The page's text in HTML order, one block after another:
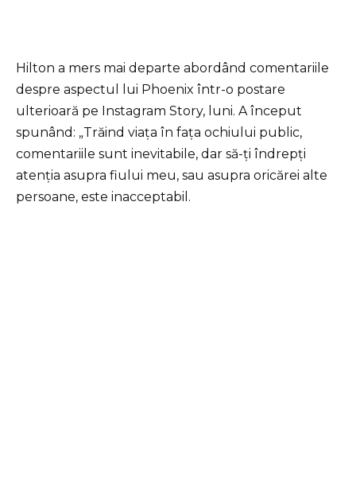
Hilton a mers mai departe abordând comentariile
despre aspectul lui Phoenix într-o postare
ulterioară pe Instagram Story, luni. A început
spunând: „Trăind viața în fața ochiului public,
comentariile sunt inevitabile, dar să-ți îndrepți
atenția asupra fiului meu, sau asupra oricărei alte
persoane, este inacceptabil.